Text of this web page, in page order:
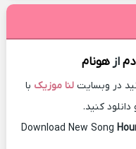
ازهونام
در وبسایت لنا موزیک با
کنید.
Download New Song